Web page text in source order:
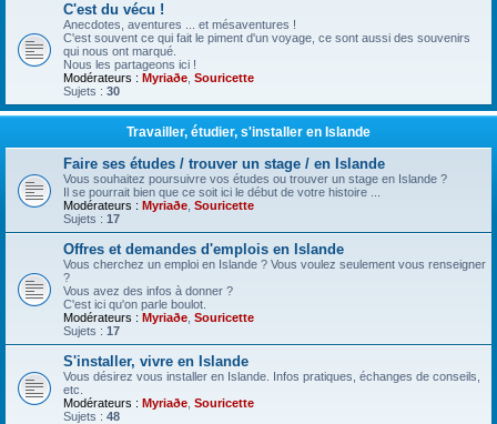
C'est du vécu !
Anecdotes, aventures ... et mésaventures !
C'est souvent ce qui fait le piment d'un voyage, ce sont aussi des souvenirs
qui nous ont marqué.
Nous les partageons ici !
Modérateurs : Myriaðe Souricette
Sujets : 30
Travailler, étudier, s'installer en Islande
Faire ses études / trouver un stage / en Islande
Vous souhaitez poursuivre vos études ou trouver un stage en Islande ?
Il se pourrait bien que ce soit ici le début de votre histoire ...
Modérateurs : Myriaðe Souricette
Sujets : 17
Offres et demandes d'emplois en Islande
Vous cherchez un emploi en Islande ? Vous voulez seulement vous renseigner
?
Vous avez des infos à donner ?
C'est ici qu'on parle boulot.
Modérateurs : Myriaðe Souricette
Sujets : 17
S'installer, vivre en Islande
Vous désirez vous installer en Islande. Infos pratiques, échanges de conseils,
etc.
Modérateurs : Myriaðe Souricette
Sujets : 48